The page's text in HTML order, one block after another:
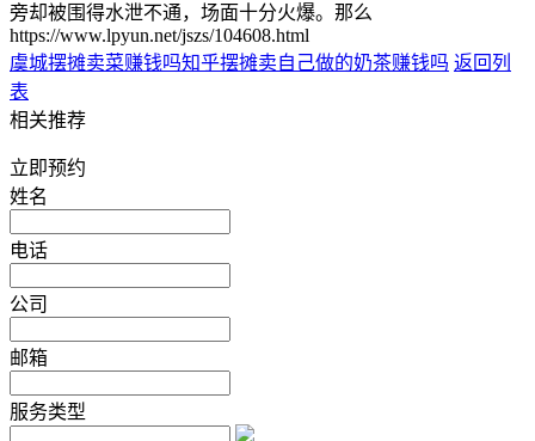
旁却被围得水泄不通，场面十分火爆。那么
https://www.lpyun.net/jszs/104608.html
虞城摆摊卖菜赚钱吗知乎摆摊卖自己做的奶茶赚钱吗 返回列
表
相关推荐
立即预约
姓名
电话
公司
邮箱
服务类型